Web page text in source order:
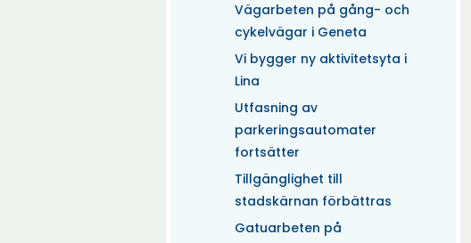
Vägarbeten på gång- och
cykelvägar i Geneta
Vi bygger ny aktivitetsyta i
Lina
Utfasning av
parkeringsautomater
fortsätter
Tillgänglighet till
stadskärnan förbättras
Gatuarbeten på